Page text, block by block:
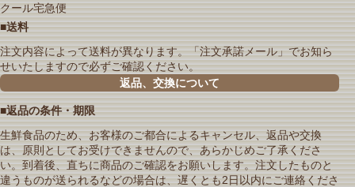
クール宅急便
■送料
注文内容によって送料が異なります。「注文承諾メール」でお知ら
せいたしますので必ずご確認ください。
返品、交換について
■返品の条件・期限
生鮮食品のため、お客様のご都合によるキャンセル、返品や交換
は、原則としてお受けできませんので、あらかじめご了承くださ
い。到着後、直ちに商品のご確認をお願いします。注文したものと
違うものが送られるなどの場合は、遅くとも2日以内にご連絡くださ